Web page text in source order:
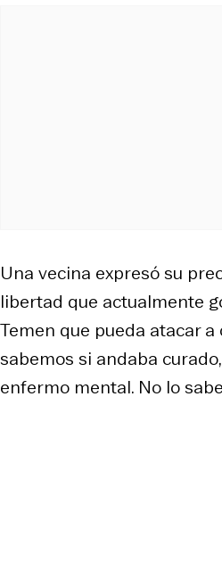
Una vecina expresó su
libertad que actualmente
Temen que pueda atacar a
sabemos si andaba
enfermo mental. No lo